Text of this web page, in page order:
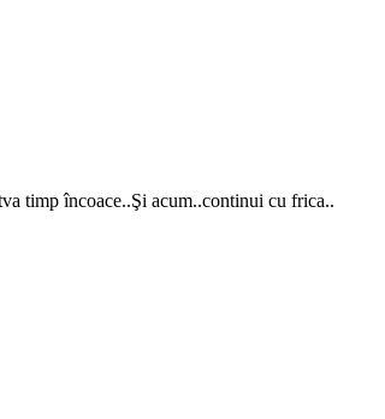
timp încoace..Şi acum..continui cu frica..